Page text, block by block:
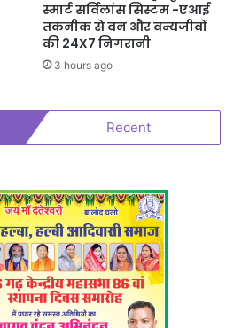
स्मार्ट सर्विलांस सिस्टम -एआई
तकनीक से वन और वन्यजीवों
की 24X7 निगरानी
3 hours ago
Recent